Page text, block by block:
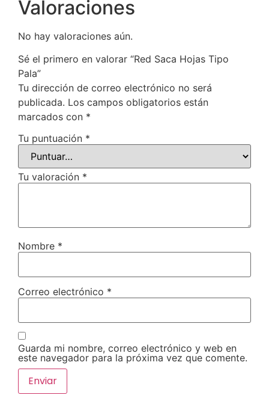
Valoraciones
No hay valoraciones aún.
Sé el primero en valorar “Red Saca Hojas Tipo
Pala”
Tu dirección de correo electrónico no será
publicada. Los campos obligatorios están
marcados con *
Tu puntuación *
Tu valoración *
Nombre *
Correo electrónico *
Guarda mi nombre, correo electrónico y web en
este navegador para la próxima vez que comente.